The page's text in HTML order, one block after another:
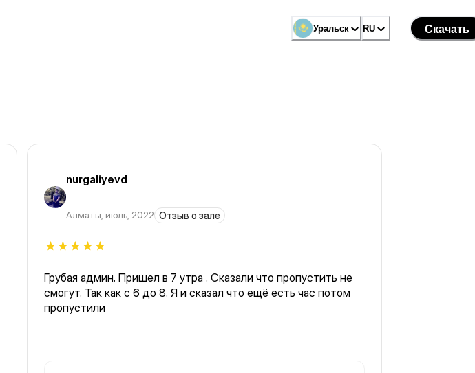
Уральск RU Скачать
nurgaliyevd
Алматы, июль, 2022 Отзыв о зале
Грубая админ. Пришел в 7 утра . Сказали что пропустить не
смогут. Так как с 6 до 8. Я и сказал что ещё есть час потом
пропустили